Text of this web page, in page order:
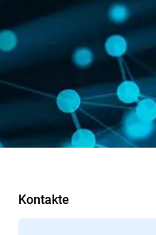
Kontakte